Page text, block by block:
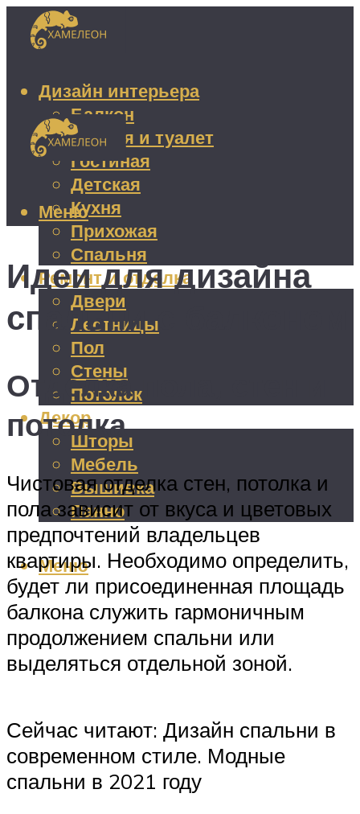
Дизайн интерьера
Балкон
Ванная и туалет
Гостиная
Детская
Кухня
Прихожая
Спальня
Ремонт и отделка
Двери
Лестницы
Пол
Стены
Потолок
Декор
Шторы
Мебель
Вышивка
Панно
Меню
Меню
Идеи для дизайна
спальни с балконом
Отделка пола, стен и
потолка
Чистовая отделка стен, потолка и
пола зависит от вкуса и цветовых
предпочтений владельцев
квартиры. Необходимо определить,
будет ли присоединенная площадь
балкона служить гармоничным
продолжением спальни или
выделяться отдельной зоной.
Сейчас читают: Дизайн спальни в
современном стиле. Модные
спальни в 2021 году